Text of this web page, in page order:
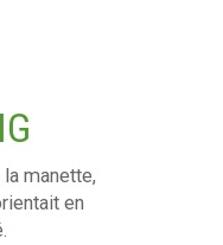
manette,
en